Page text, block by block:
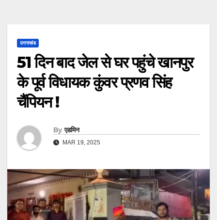
उत्तराखंड
51 दिन बाद जेल से घर पहुंचे खानपुर
के पूर्व विधायक कुंवर प्रणव सिंह
चैंपियन !
By एडमिन
MAR 19, 2025